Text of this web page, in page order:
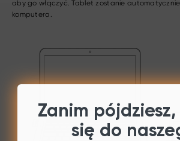
aby go włączyć. Tablet zostanie
komputera.
Zanim pójdziesz,
się do